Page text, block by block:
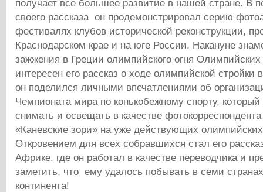
получает все большее развитие в нашей стране. В
своего рассказа он продемонстрировал серию
фестивалях клубов исторической реконструкции,
Краснодарском крае и на юге России. Накануне
зажжения в Греции олимпийского огня
интересен его рассказ о ходе олимпийской стройки
он поделился личными впечатлениями об
Чемпионата мира по конькобежному спорту,
снимать и освещать в качестве
«Каневские зори» на уже действующих
Откровением для всех собравшихся стал его
Африке, где он работал в качестве переводчика и
заметить, что ему удалось побывать в семи
континента!